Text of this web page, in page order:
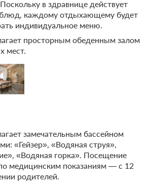
в здравнице действует
блюд, каждому отдыхающему будет
индивидуальное меню.
просторным обеденным залом
мест.
замечательным бассейном
«Гейзер», «Водяная струя»,
«Водяная горка». Посещение
медицинским показаниям — с 12
родителей.